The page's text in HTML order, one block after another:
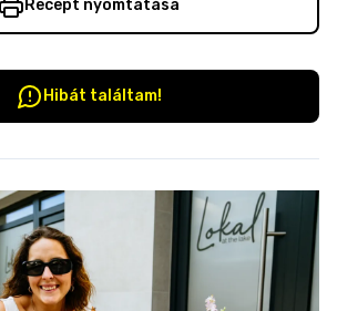
Recept nyomtatása
Hibát találtam!